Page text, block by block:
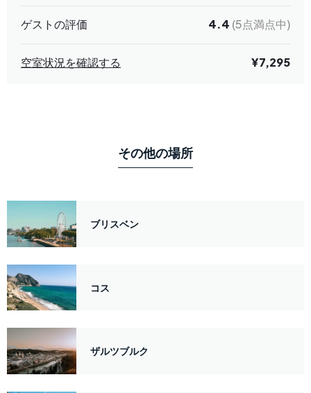
ゲストの評価 4.4 (5点満点中)
空室状況を確認する ¥7,295
その他の場所
ブリスベン
コス
ザルツブルク